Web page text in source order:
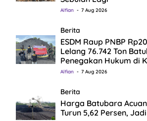
Alfian 7 Aug 2026
Berita
ESDM Raup PNBP
Lelang 76.742 Ton
Penegakan Hukum di
Alfian 7 Aug 2026
Berita
Harga Batubara
Turun 5,62 Persen,